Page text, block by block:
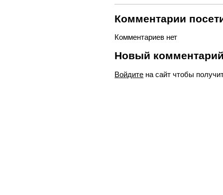
Комментарии
Комментариев нет
Новый
Войдите на сайт чтобы